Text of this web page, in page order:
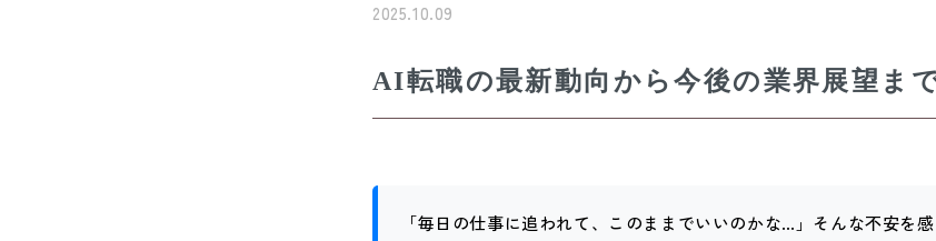
2025.10.09
AI転職の最新動向から今後の業界展望ま
「毎日の仕事に追われて、このままでいいのかな…」そんな不安を